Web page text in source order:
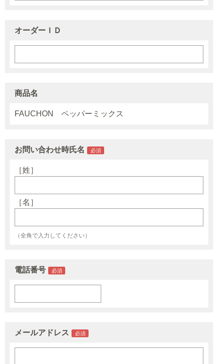
オーダーＩＤ
商品名
FAUCHON ペッパーミックス
お問い合わせ時氏名
［姓］
［名］
（全角で入力してください）
電話番号
メールアドレス